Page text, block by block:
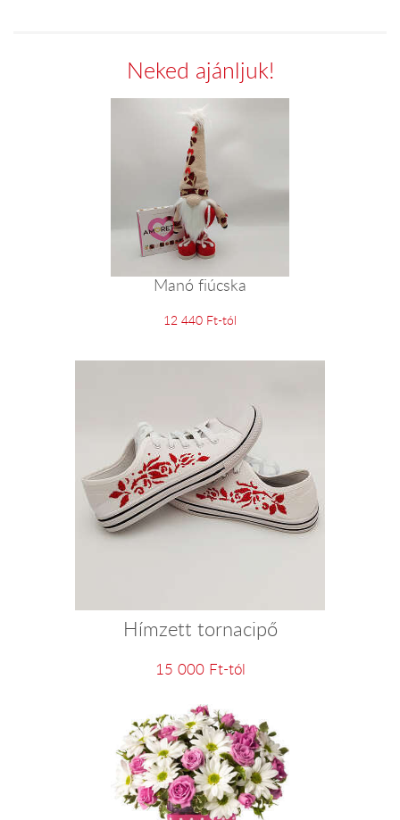
Neked ajánljuk!
Manó fiúcska
12 440 Ft-tól
Hímzett tornacipő
15 000 Ft-tól